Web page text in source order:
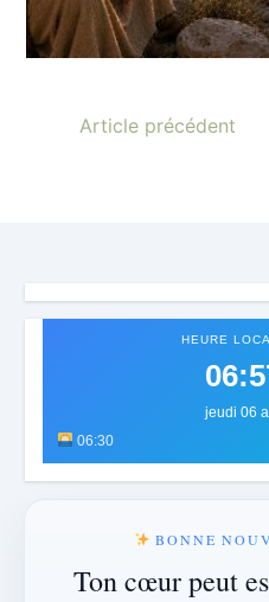
Article précédent
HEURE
jeudi 06
06:30
BONNE
Ton cœur peut